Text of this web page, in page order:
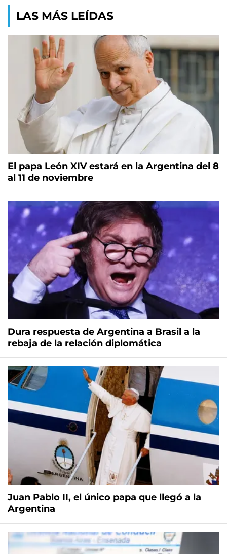
LAS MÁS LEÍDAS
El papa León XIV estará en la Argentina del 8
al 11 de noviembre
Dura respuesta de Argentina a Brasil a la
rebaja de la relación diplomática
Juan Pablo II, el único papa que llegó a la
Argentina